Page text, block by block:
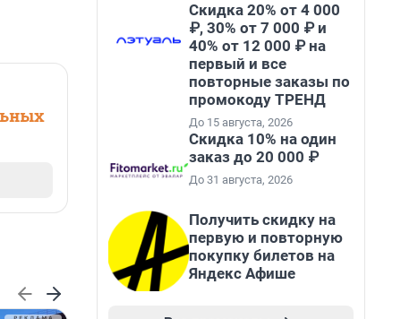
Скидка 20% от 4 000
₽, 30% от 7 000 ₽ и
40% от 12 000 ₽ на
первый и все
повторные заказы по
промокоду ТРЕНД
До 15 августа, 2026
Скидка 10% на один
заказ до 20 000 ₽
До 31 августа, 2026
Получить скидку на
первую и повторную
покупку билетов на
Яндекс Афише